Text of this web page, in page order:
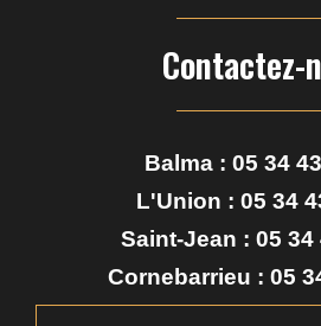
Contactez-
Balma : 05 34
L'Union : 05 34
Saint-Jean : 05 34
Cornebarrieu : 05